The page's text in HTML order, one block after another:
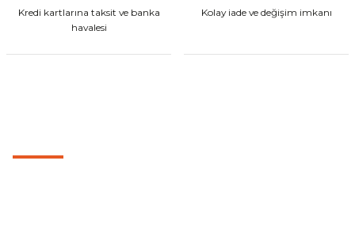
Kredi kartlarına taksit ve banka
havalesi
Kolay iade ve değişim imkanı